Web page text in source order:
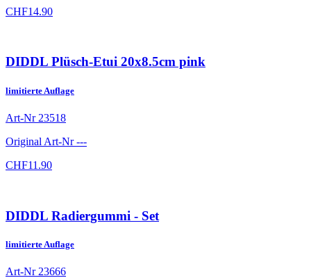
CHF14.90
DIDDL Plüsch-Etui 20x8.5cm pink
limitierte Auflage
Art-Nr 23518
Original Art-Nr---
CHF11.90
DIDDL Radiergummi - Set
limitierte Auflage
Art-Nr 23666